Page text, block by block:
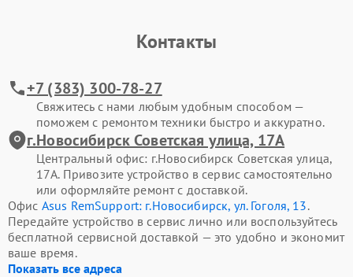
Контакты
+7 (383) 300-78-27
Свяжитесь с нами любым удобным способом —
поможем с ремонтом техники быстро и аккуратно.
г.Новосибирск Советская улица, 17А
Центральный офис: г.Новосибирск Советская улица,
17А. Привозите устройство в сервис самостоятельно
или оформляйте ремонт с доставкой.
Офис Asus RemSupport: г.Новосибирск, ул. Гоголя, 13.
Передайте устройство в сервис лично или воспользуйтесь
бесплатной сервисной доставкой — это удобно и экономит
ваше время.
Показать все адреса